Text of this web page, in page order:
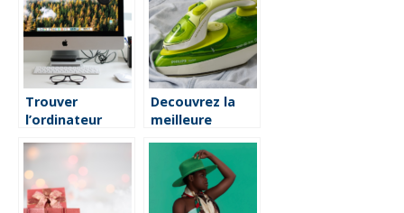
jungle exotique
Trouver
l’ordinateur
senior debutant
Decouvrez la
meilleure
Grundig pour un
repassage
efficace